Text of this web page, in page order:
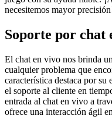
necesitemos mayor
Soporte por chat
El chat en vivo nos brinda
cualquier problema que
característica destaca por
el soporte al cliente en
entrada al chat en vivo a
ofrece una interacción ágil